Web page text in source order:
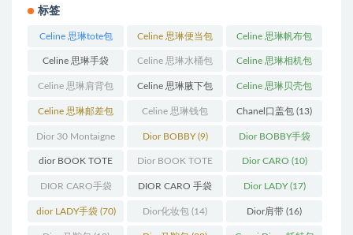
标签
Celine 思琳tote包
(23)
Celine 思琳便当包
(14)
Celine 思琳帆布包
(18)
Celine 思琳手袋
(250)
Celine 思琳水桶包
(55)
Celine 思琳相机包
(11)
Celine 思琳肩背包
(12)
Celine 思琳腋下包
(10)
Celine 思琳贝壳包
(12)
Celine 思琳邮差包
(13)
Celine 思琳钱包
(10)
Chanel口盖包 (13)
Dior 30 Montaigne
蒙田(31)
Dior BOBBY(9) Dior BOBBY手袋
(26)
dior BOOK TOTE
(12)
Dior BOOK TOTE
手袋(163)
Dior CARO (10)
DIOR CARO手袋
(11)
DIOR CARO 手袋
(31)
Dior LADY(17)
dior LADY手袋(70) Dior化妆包 (14) Dior肩带 (16)